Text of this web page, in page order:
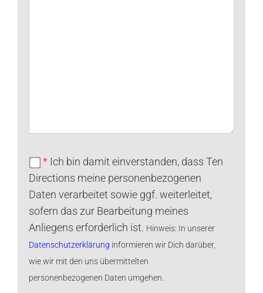
* Ich bin damit einverstanden, dass Ten
Directions meine personenbezogenen
Daten verarbeitet sowie ggf. weiterleitet,
sofern das zur Bearbeitung meines
Anliegens erforderlich ist. Hinweis: In unserer
Datenschutzerklärung informieren wir Dich darüber,
wie wir mit den uns übermittelten
personenbezogenen Daten umgehen.